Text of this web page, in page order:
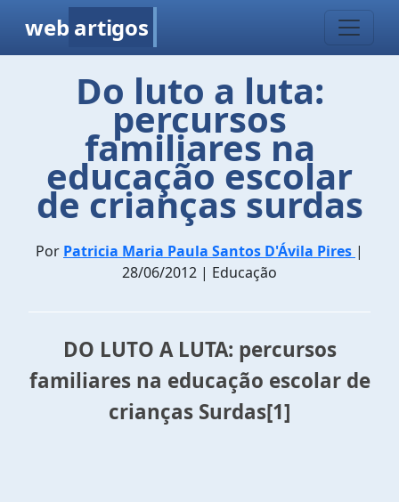
web artigos
Do luto a luta:
percursos
familiares na
educação escolar
de crianças surdas
Por Patricia Maria Paula Santos D'Ávila Pires |
28/06/2012 | Educação
DO LUTO A LUTA: percursos
familiares na educação escolar de
crianças Surdas[1]